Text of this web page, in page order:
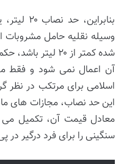
وسیله نقلیه حامل
شده کمتر از ۲۰
اسلامی برای مرتکب در نظر
معادل قیمت آن، تکمیل می
سنگینی را برای فرد درگیر در